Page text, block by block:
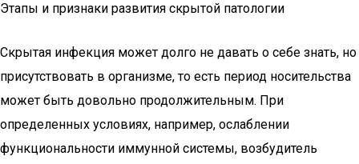
Этапы и признаки развития скрытой патологии
Скрытая инфекция может долго не давать о себе знать, но
присутствовать в организме, то есть период носительства
может быть довольно продолжительным. При
определенных условиях, например, ослаблении
функциональности иммунной системы, возбудитель